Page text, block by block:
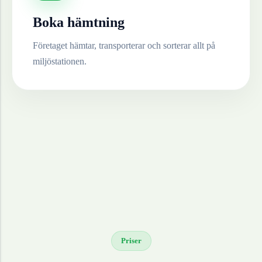
Boka hämtning
Företaget hämtar, transporterar och sorterar allt på
miljöstationen.
Priser